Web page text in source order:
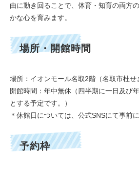
由に動き回ることで、体育・知育の両方
かな心を育みます。
場所・開館時間
場所：イオンモール名取2階（名取市杜せ
開館時間：年中無休（四半期に一日及び
とする予定です。）
＊休館日については、公式SNSにて事前
予約枠